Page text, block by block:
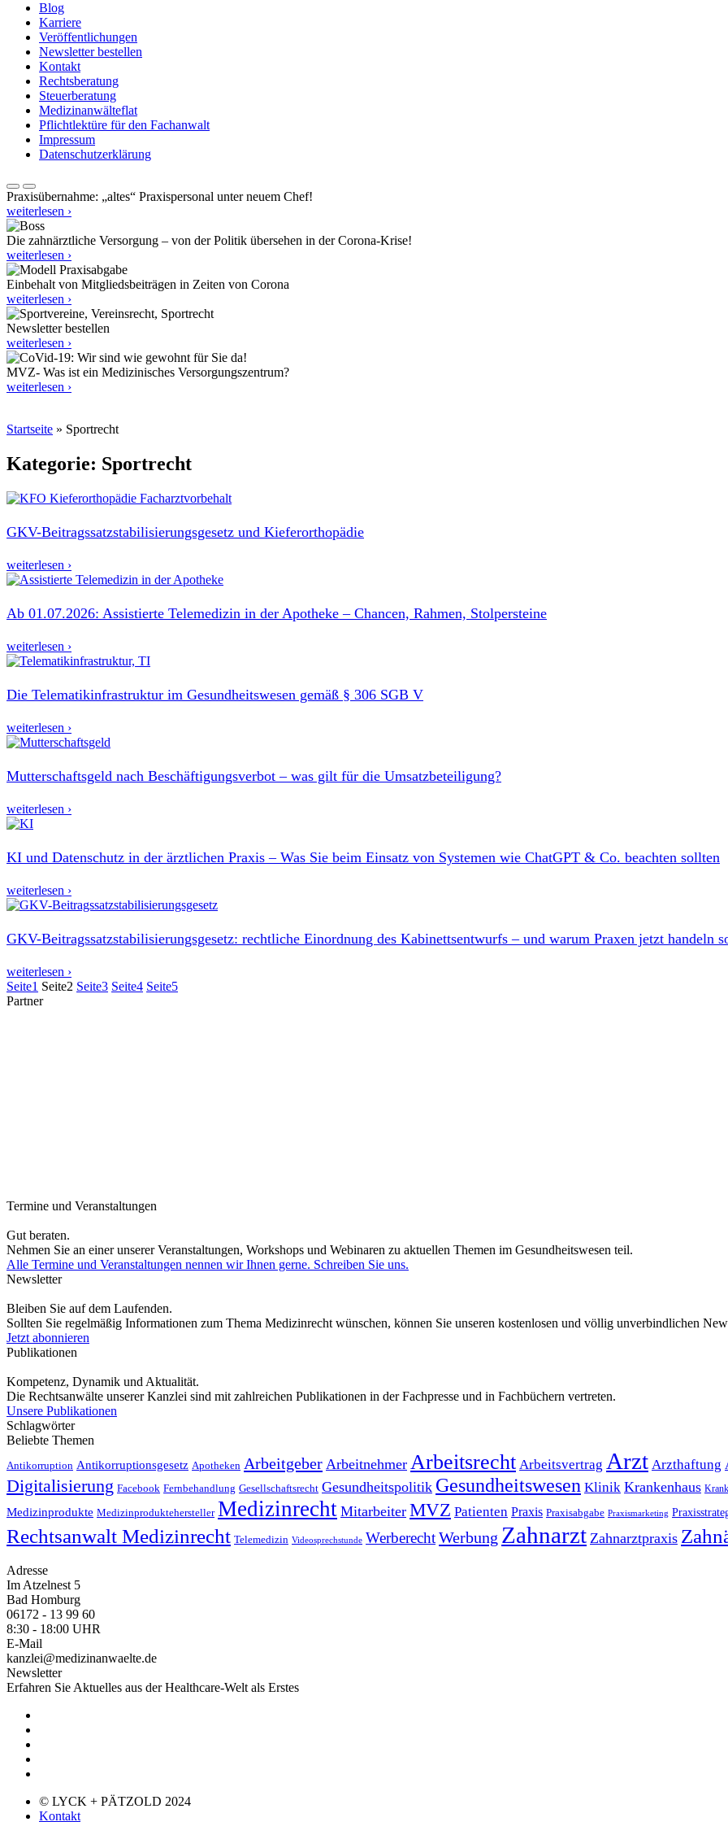
Blog
Karriere
Veröffentlichungen
Newsletter bestellen
Kontakt
Rechtsberatung
Steuerberatung
Medizinanwälteflat
Pflichtlektüre für den Fachanwalt
Impressum
Datenschutzerklärung
Praxisübernahme: „altes“ Praxispersonal unter neuem Chef!
weiterlesen ›
Die zahnärztliche Versorgung – von der Politik übersehen in der Corona-Krise!
weiterlesen ›
Einbehalt von Mitgliedsbeiträgen in Zeiten von Corona
weiterlesen ›
Newsletter bestellen
weiterlesen ›
MVZ- Was ist ein Medizinisches Versorgungszentrum?
weiterlesen ›
Startseite » Sportrecht
Kategorie: Sportrecht
GKV-Beitragssatzstabilisierungsgesetz und Kieferorthopädie
weiterlesen ›
Ab 01.07.2026: Assistierte Telemedizin in der Apotheke – Chancen, Rahmen, Stolpersteine
weiterlesen ›
Die Telematikinfrastruktur im Gesundheitswesen gemäß § 306 SGB V
weiterlesen ›
Mutterschaftsgeld nach Beschäftigungsverbot – was gilt für die Umsatzbeteiligung?
weiterlesen ›
KI und Datenschutz in der ärztlichen Praxis – Was Sie beim Einsatz von Systemen wie ChatGPT & Co. beachten sollten
weiterlesen ›
GKV-Beitragssatzstabilisierungsgesetz: rechtliche Einordnung des Kabinettsentwurfs – und warum Praxen jetzt handeln
weiterlesen ›
Seite1 Seite2 Seite3 Seite4 Seite5
Partner
Termine und Veranstaltungen
Gut beraten.
Nehmen Sie an einer unserer Veranstaltungen, Workshops und Webinaren zu aktuellen Themen im Gesundheitswesen teil.
Alle Termine und Veranstaltungen nennen wir Ihnen gerne. Schreiben Sie uns.
Newsletter
Bleiben Sie auf dem Laufenden.
Sollten Sie regelmäßig Informationen zum Thema Medizinrecht wünschen, können Sie unseren kostenlosen und völlig unverbindlichen
Jetzt abonnieren
Publikationen
Kompetenz, Dynamik und Aktualität.
Die Rechtsanwälte unserer Kanzlei sind mit zahlreichen Publikationen in der Fachpresse und in Fachbüchern vertreten.
Unsere Publikationen
Schlagwörter
Beliebte Themen
Antikorruption Antikorruptionsgesetz Apotheken Arbeitgeber Arbeitnehmer Arbeitsrecht Arbeitsvertrag Arzt Arzthaftung
Digitalisierung Facebook Fernbehandlung Gesellschaftsrecht Gesundheitspolitik Gesundheitswesen Klinik Krankenhaus
Medizinprodukte Medizinproduktehersteller Medizinrecht Mitarbeiter MVZ Patienten Praxis Praxisabgabe Praxismarketing
Rechtsanwalt Medizinrecht Telemedizin Videosprechstunde WerberechtWerbung Zahnarzt Zahnarztpraxis
Adresse
Im Atzelnest 5
Bad Homburg
06172 - 13 99 60
8:30 - 18:00 UHR
E-Mail
kanzlei@medizinanwaelte.de
Newsletter
Erfahren Sie Aktuelles aus der Healthcare-Welt als Erstes
© LYCK + PÄTZOLD 2024
Kontakt